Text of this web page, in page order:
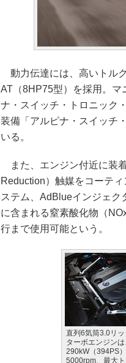
動力伝達には、高いトル
AT（8HP75型）を採用。マ
ナ・スイッチ・トロニック
装備「アルピナ・スイッチ
いる。
また、エンジン付近に装
Reduction）触媒をコーテ
ステム、AdBlueインジェク
に含まれる窒素酸化物（
行まで使用可能という。
直列6気筒3.0リ
ターボエンジン
290kW（394PS
5000rpm、最大ト